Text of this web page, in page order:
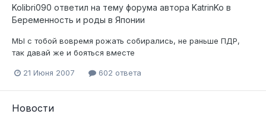
Kolibri090 ответил на тему форума автора KatrinKo в
Беременность и роды в Японии
МЫ с тобой вовремя рожать собирались, не раньше ПДР,
так давай же и бояться вместе
21 Июня 2007 602 ответа
Новости